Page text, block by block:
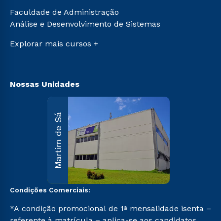
Vestibular Mérito
Vestibular Solidário
Segunda Graduação
Sou Ex-aluno
Canais de Atendimento
Biblioteca
Explorar mais cursos +
Faculdade de Administração
Análise e Desenvolvimento de Sistemas
Nossas Unidades
Martim de Sá
Condições Comerciais:
*A condição promocional de 1ª mensalidade isenta –